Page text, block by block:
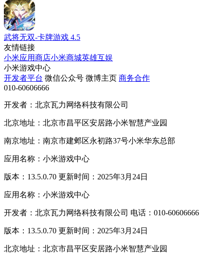
武将无双-卡牌游戏 4.5
友情链接
小米应用商店小米商城英雄互娱
小米游戏中心
开发者平台 微信公众号 微博主页 商务合作
010-60606666
开发者：北京瓦力网络科技有限公司
北京地址：北京市昌平区安居路小米智慧产业园
南京地址：南京市建邺区永初路37号小米华东总部
应用名称：小米游戏中心
版本：13.5.0.70 更新时间：2025年3月24日
应用名称：小米游戏中心
开发者：北京瓦力网络科技有限公司 电话：010-60606666
版本：13.5.0.70 更新时间：2025年3月24日
北京地址：北京市昌平区安居路小米智慧产业园